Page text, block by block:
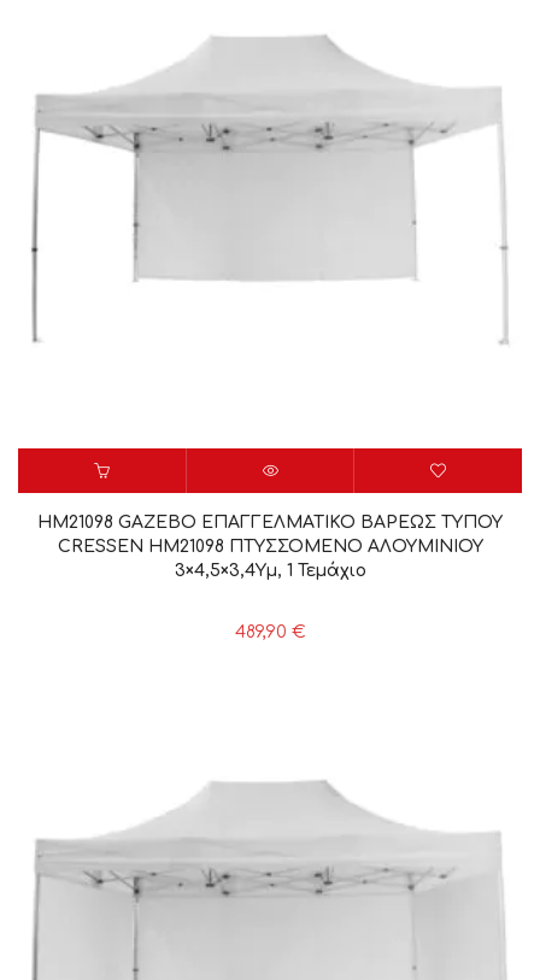
HM21098 GAZEBO ΕΠΑΓΓΕΛΜΑΤΙΚΟ ΒΑΡΕΩΣ ΤΥΠΟΥ
CRESSEN HM21098 ΠΤΥΣΣΟΜΕΝΟ ΑΛΟΥΜΙΝΙΟΥ
3×4,5×3,4Yμ, 1 Τεμάχιο
489,90 €